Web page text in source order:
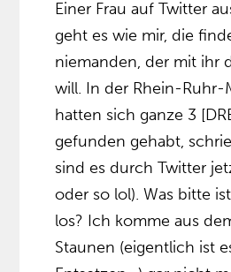
Einer Frau auf Twitter
geht es wie mir, die
niemanden, der mit ihr
will. In der Rhein-Ruhr-
hatten sich ganze 3
gefunden gehabt,
sind es durch Twitter
oder so lol). Was bitte
los? Ich komme aus
Staunen (eigentlich ist